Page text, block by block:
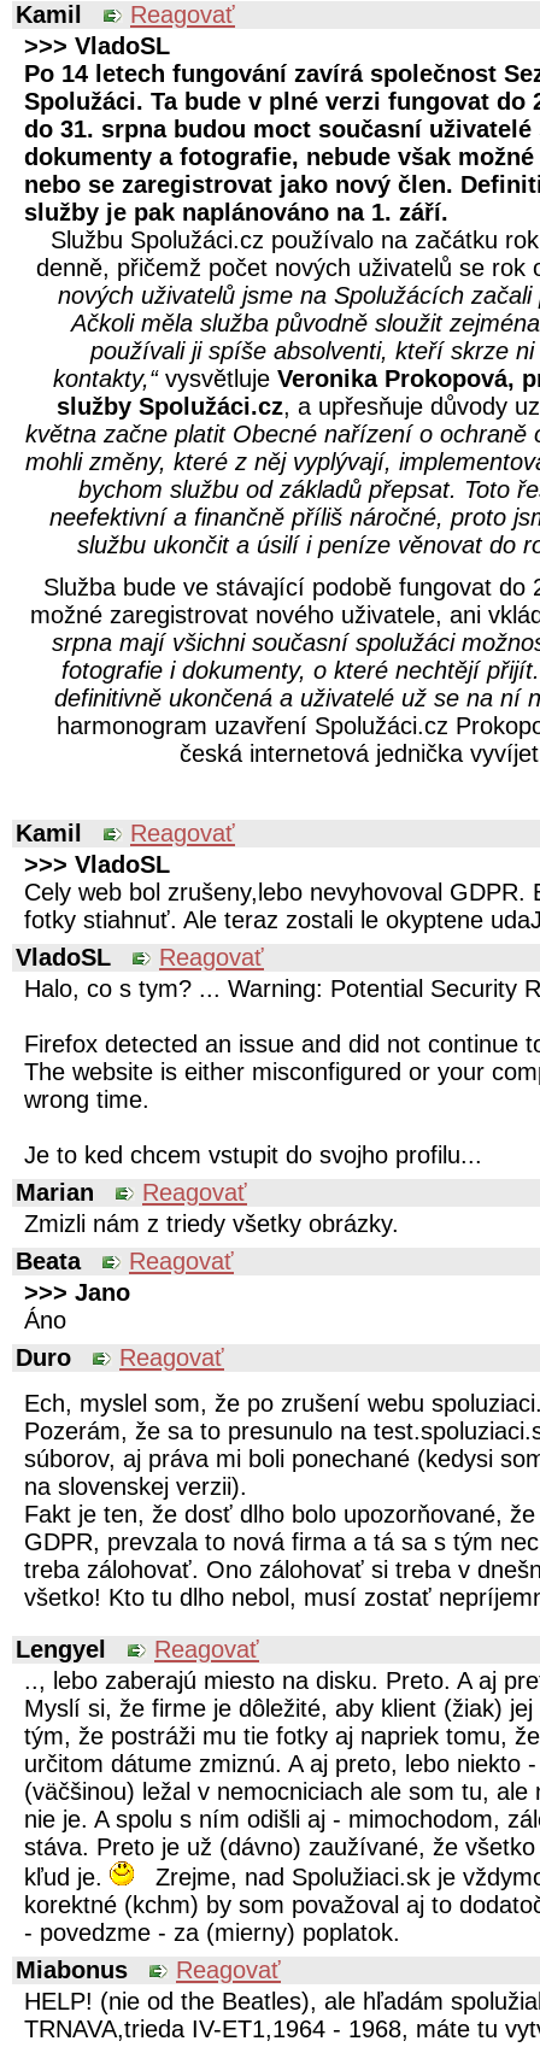
Kamil
Reagovať
>>> VladoSL
Po 14 letech fungování zavírá společnost
Spolužáci. Ta bude v plné verzi fungovat do
do 31. srpna budou moct současní
dokumenty a fotografie, nebude však
nebo se zaregistrovat jako nový člen.
služby je pak naplánováno na 1. září.
Službu Spolužáci.cz používalo na začátku
denně, přičemž počet nových uživatelů se rok
nových uživatelů jsme na Spolužácích
Ačkoli měla služba původně sloužit
používali ji spíše absolventi, kteří skrze
kontakty,“ vysvětluje Veronika Prokopová,
služby Spolužáci.cz, a upřesňuje důvody
května začne platit Obecné nařízení o ochraně
mohli změny, které z něj vyplývají,
bychom službu od základů přepsat. Toto
neefektivní a finančně příliš náročné, proto
službu ukončit a úsilí i peníze věnovat do
Služba bude ve stávající podobě fungovat do
možné zaregistrovat nového uživatele, ani
srpna mají všichni současní spolužáci
fotografie i dokumenty, o které nechtějí
definitivně ukončená a uživatelé už se na ní
harmonogram uzavření Spolužáci.cz
česká internetová jednička
Kamil
Reagovať
>>> VladoSL
Cely web bol zrušeny,lebo nevyhovoval GDPR.
fotky stiahnuť. Ale teraz zostali le okyptene
VladoSL
Reagovať
Halo, co s tym? ... Warning: Potential Security
Firefox detected an issue and did not continue
The website is either misconfigured or your
wrong time.
Je to ked chcem vstupit do svojho profilu...
Marian
Reagovať
Zmizli nám z triedy všetky obrázky.
Beata
Reagovať
>>> Jano
Áno
Duro
Reagovať
Ech, myslel som, že po zrušení webu
Pozerám, že sa to presunulo na
súborov, aj práva mi boli ponechané (kedysi
na slovenskej verzii).
Fakt je ten, že dosť dlho bolo upozorňované,
GDPR, prevzala to nová firma a tá sa s tým
treba zálohovať. Ono zálohovať si treba v
všetko! Kto tu dlho nebol, musí zostať
Lengyel
Reagovať
.., lebo zaberajú miesto na disku. Preto. A aj
Myslí si, že firme je dôležité, aby klient (žiak)
tým, že postráži mu tie fotky aj napriek tomu,
určitom dátume zmiznú. A aj preto, lebo niekto
(väčšinou) ležal v nemocniciach ale som tu, ale
nie je. A spolu s ním odišli aj - mimochodom,
stáva. Preto je už (dávno) zaužívané, že
kľud je.
Zrejme, nad Spolužiaci.sk je
korektné (kchm) by som považoval aj to
- povedzme - za (mierny) poplatok.
Miabonus
Reagovať
HELP! (nie od the Beatles), ale hľadám
TRNAVA,trieda IV-ET1,1964 - 1968, máte tu